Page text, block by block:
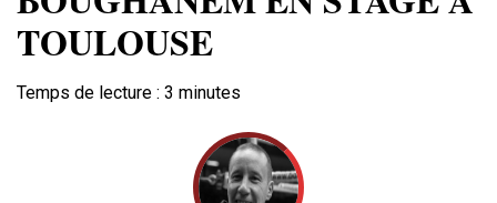
TOULOUSE
Temps de lecture : 3 minutes